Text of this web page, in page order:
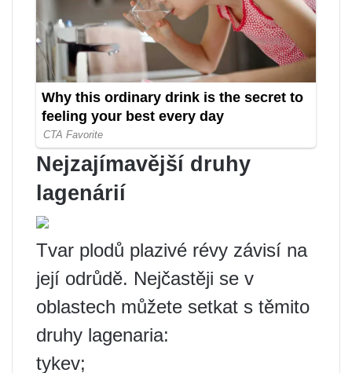
Nejzajímavější druhy
lagenárií
Tvar plodů plazivé révy závisí na
její odrůdě. Nejčastěji se v
oblastech můžete setkat s těmito
druhy lagenaria:
tykev;